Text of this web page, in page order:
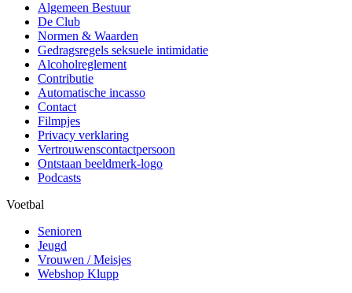
Algemeen Bestuur
De Club
Normen & Waarden
Gedragsregels seksuele intimidatie
Alcoholreglement
Contributie
Automatische incasso
Contact
Filmpjes
Privacy verklaring
Vertrouwenscontactpersoon
Ontstaan beeldmerk-logo
Podcasts
Voetbal
Senioren
Jeugd
Vrouwen / Meisjes
Webshop Klupp